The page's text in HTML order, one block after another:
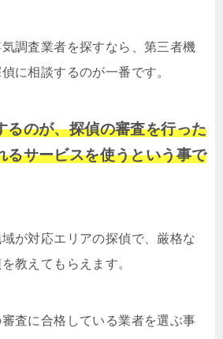
調査業者を探すなら、第三者機
に相談するのが一番です。
るのが、探偵の審査を行った
るサービスを使うという事で
が対応エリアの探偵で、厳格な
教えてもらえます。
査に合格している業者を選ぶ事